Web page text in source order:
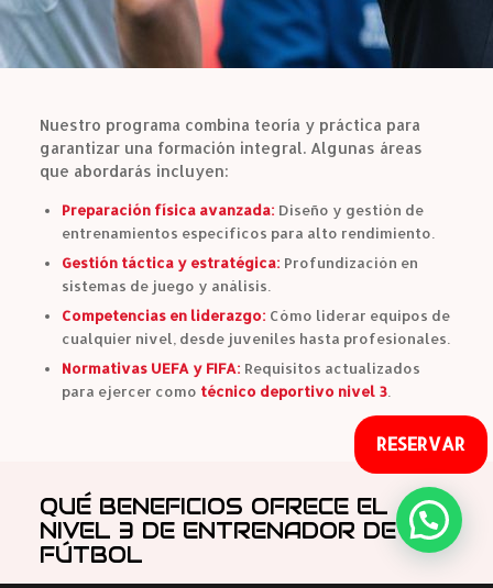
Nuestro programa combina teoría y práctica para
garantizar una formación integral. Algunas áreas
que abordarás incluyen:
Preparación física avanzada: Diseño y gestión de
entrenamientos específicos para alto rendimiento.
Gestión táctica y estratégica: Profundización en
sistemas de juego y análisis.
Competencias en liderazgo: Cómo liderar equipos de
cualquier nivel, desde juveniles hasta profesionales.
Normativas UEFA y FIFA: Requisitos actualizados
para ejercer como técnico deportivo nivel 3.
QUÉ BENEFICIOS OFRECE EL
NIVEL 3 DE ENTRENADOR DE
FÚTBOL
RESERVAR